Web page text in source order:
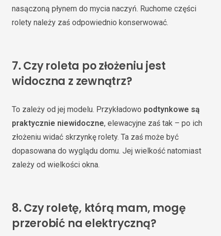
nasączoną płynem do mycia naczyń. Ruchome części
rolety należy zaś odpowiednio konserwować.
7.Czy roleta po złożeniu jest
widoczna z zewnątrz?
To zależy od jej modelu. Przykładowo podtynkowe są
praktycznie niewidoczne, elewacyjne zaś tak – po ich
złożeniu widać skrzynkę rolety. Ta zaś może być
dopasowana do wyglądu domu. Jej wielkość natomiast
zależy od wielkości okna.
8. Czy roletę, którą mam, mogę
przerobić na elektryczną?